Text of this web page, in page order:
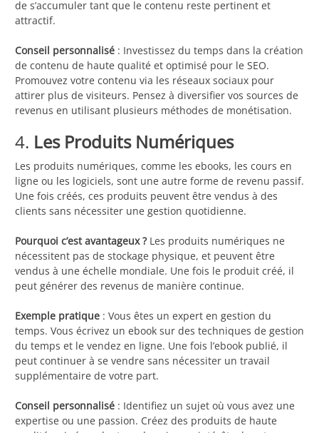
de s’accumuler tant que le contenu reste pertinent et
attractif.
Conseil personnalisé : Investissez du temps dans la création
de contenu de haute qualité et optimisé pour le SEO.
Promouvez votre contenu via les réseaux sociaux pour
attirer plus de visiteurs. Pensez à diversifier vos sources de
revenus en utilisant plusieurs méthodes de monétisation.
4. Les Produits Numériques
Les produits numériques, comme les ebooks, les cours en
ligne ou les logiciels, sont une autre forme de revenu passif.
Une fois créés, ces produits peuvent être vendus à des
clients sans nécessiter une gestion quotidienne.
Pourquoi c’est avantageux ?Les produits numériques ne
nécessitent pas de stockage physique, et peuvent être
vendus à une échelle mondiale. Une fois le produit créé, il
peut générer des revenus de manière continue.
Exemple pratique : Vous êtes un expert en gestion du
temps. Vous écrivez un ebook sur des techniques de gestion
du temps et le vendez en ligne. Une fois l’ebook publié, il
peut continuer à se vendre sans nécessiter un travail
supplémentaire de votre part.
Conseil personnalisé : Identifiez un sujet où vous avez une
expertise ou une passion. Créez des produits de haute